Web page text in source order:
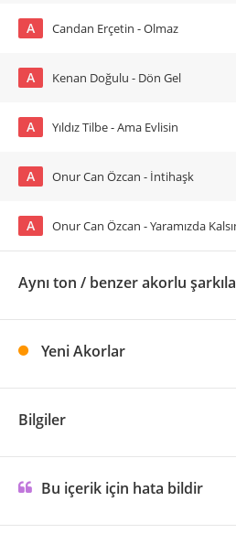
A Candan Erçetin - Olmaz
A Kenan Doğulu - Dön Gel
A Yıldız Tilbe - Ama Evlisin
A Onur Can Özcan - İntihaşk
A Onur Can Özcan - Yaramızda
Aynı ton / benzer akorlu
Yeni Akorlar
Bilgiler
Bu içerik için hata bildir